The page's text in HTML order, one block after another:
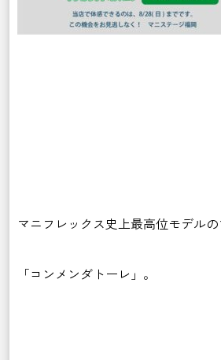
マニフレックス史上最高位モデル
「コンメンダトーレ」。